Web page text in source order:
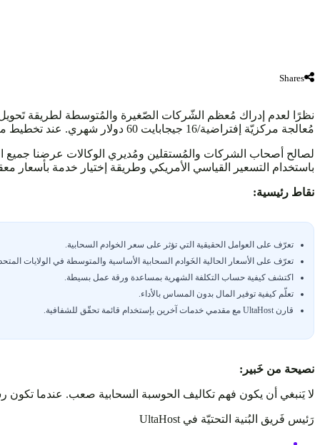
Shares
مُعالجة مركزيّة إفتراضية/16 جيجابايت 60 دولار شهري. عند تخطيط ميزانية إستضافة السحابة من الضروري أن يكون لديك فهم واضح للأداء المطلوب بالإضافة إلى الموارد التي يوفرها كل خادم.
لصالح أصحاب الشركات والمُستقلين ومُديري الوكالات عرضنا جميع
باستخدام التسعير القياسي الأمريكي وطريقة إختيار خدمة بأسعار
نقاط رئيسية:
تعرّف على العوامل الحقيقية التي تؤثر على سعر الخوادم السحابية.
تعرّف على الأسعار الحالية الخَوادم السحابية الأساسية والمتوسطة في الولايات
اكتشف كيفية حساب التكلفة الشهرية بمساعدة ورقة عمل بسيطة.
تعلّم كيفية توفير المال بدون المساس بالأداء.
قارن UltaHost مع مقدمي خدمات آخرين بإستخدام قائمة تحقّق للشفافية.
نصيحة من خَبير:
لا يَنبغي أن يكون فهم تكاليف الحوسبة السحابية صعب. عندما تكون
رَئيس فَريق البُنية التحتيّة في UltaHost